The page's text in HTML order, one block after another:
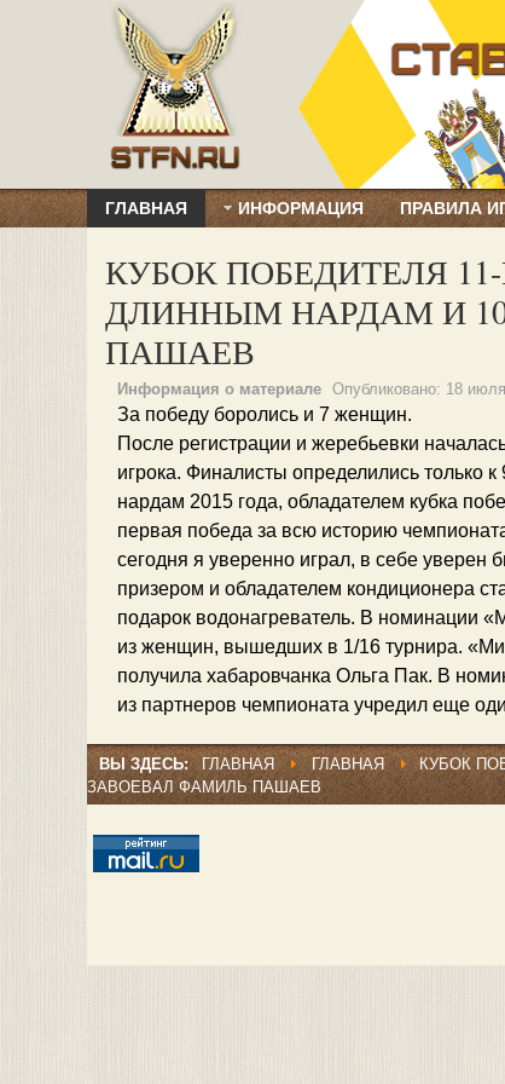
ГЛАВНАЯ ИНФОРМАЦИЯ ПРАВИЛА
КУБОК ПОБЕДИТЕЛЯ
ДЛИННЫМ НАРДАМ И
ПАШАЕВ
Информация о материале Опубликовано: 18
За победу боролись и 7 женщин.
После регистрации и жеребьевки
игрока. Финалисты определились только
нардам 2015 года, обладателем кубка
первая победа за всю историю
сегодня я уверенно играл, в себе
призером и обладателем кондиционера
подарок водонагреватель. В номинации
из женщин, вышедших в 1/16 турнира.
получила хабаровчанка Ольга Пак. В
из партнеров чемпионата учредил еще
ВЫ ЗДЕСЬ: ГЛАВНАЯ ГЛАВНАЯ
КУБОК
ЗАВОЕВАЛ ФАМИЛЬ ПАШАЕВ